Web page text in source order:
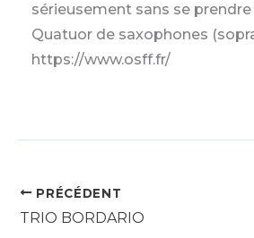
sérieusement sans se
Quatuor de saxophones
https://www.osff.fr/
PRÉCÉDENT
TRIO BORDARIO